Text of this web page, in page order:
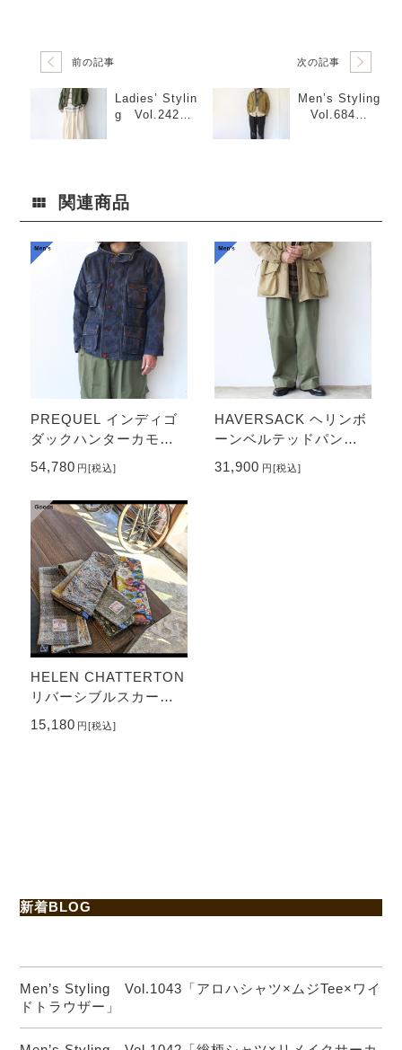
前の記事
Ladies’ Stylin
g Vol.242
次の記事
Men’s Styling
Vol.684
関連商品
PREQUEL インディゴ
ダックハンターカモフ
ーデッドジャケット Co
mbat Hooded Jacket
（Indigo navy）
54,780 円[税込]
HAVERSACK ヘリンボ
ーンベルテッドパンツ
Herringbone Belted Pa
nts / M43 type （Kha
31,900 円[税込]
HELEN CHATTERTON
リバーシブルスカーフ
Harris Tweed Skinny S
carf
15,180 円 [税込]
新着BLOG
Men’s Styling Vol.1043「アロハシャツ×ムジTee×ワイ
ドトラウザー」